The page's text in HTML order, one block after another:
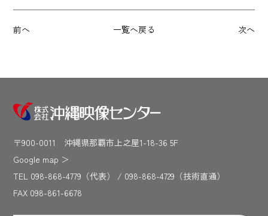
前へ 一覧へ戻る 次へ
〒900-0011 沖縄県那覇市上之屋1-18-36 5F
Google map ＞
TEL 098-868-4779（代表） / 098-868-4729（技術直通）
FAX 098-861-6678